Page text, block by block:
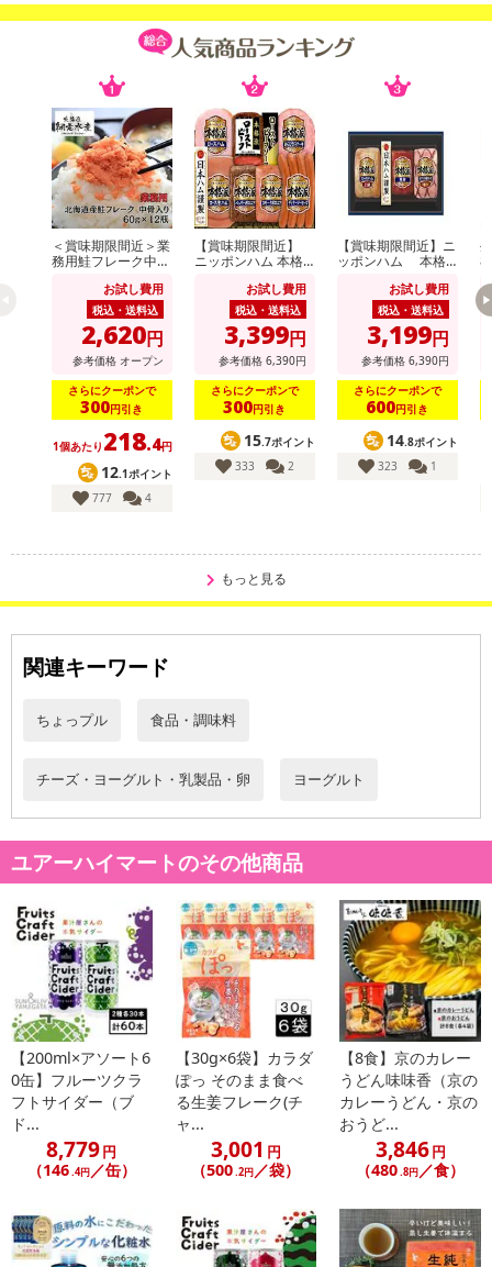
【商品説明】
岩泉ヨーグルトは、一度食べたら「違い」がわかるヨーグルトで
す！
・岩手県で酪農の歴史が一番古い岩泉町産の生乳と、厳選した岩手
県産の生乳を使用。
・添加物不使用。
・アルミパウチの中でゆっくりと低温長時間発酵させた「もっち
り」食感。
・牛乳本来のコクと甘みが活きた「濃厚」な味わい。
・岩手県岩泉町の製造工場からつくりたてを産地直送。
＜賞味期限間近＞業
務用鮭フレーク中骨
お試し費用
税込・送料込
2,620円
参考価格 オープン
さらにクーポンで
300円引き
1個あたり 218.4円
12.1ポイント
777
4
【賞味期限間近】
ニッポンハム 本格
お試し費用
税込・送料込
3,399円
参考価格 6,390円
さらにクーポンで
300円引き
15.7ポイント
333
2
【賞味期限間近】ニ
ッポンハム 本格
お試し費用
税込・送料込
3,199円
参考価格 6,390円
さらにクーポンで
600円引き
14.8ポイント
323
1
もっと見る
関連キーワード
ちょっプル 食品・調味料
チーズ・ヨーグルト・乳製品・卵 ヨーグルト
ユアーハイマートのその他商品
【200ml×アソート6
0缶】フルーツクラ
フトサイダー（ブ
ド...
8,779円
（146 .4円／缶）
【30g×6袋】カラダ
ぽっ そのまま食べ
る生姜フレーク(チ
ャ...
3,001 円
（500 .2円 ／袋）
【8食】京のカレー
うどん味味香（京の
カレーうどん・京の
おうど...
3,846円
（480 .8円 ／食）